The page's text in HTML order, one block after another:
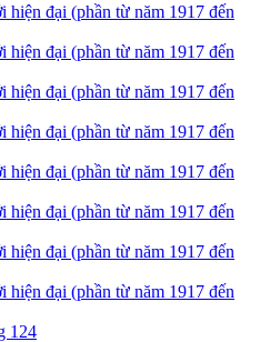
đại (phần từ năm 1917 đến
đại (phần từ năm 1917 đến
đại (phần từ năm 1917 đến
đại (phần từ năm 1917 đến
đại (phần từ năm 1917 đến
đại (phần từ năm 1917 đến
đại (phần từ năm 1917 đến
đại (phần từ năm 1917 đến
124